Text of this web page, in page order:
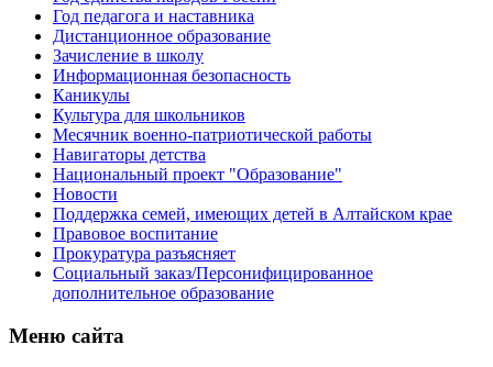
Год педагога и наставника
Дистанционное образование
Зачисление в школу
Информационная безопасность
Каникулы
Культура для школьников
Месячник военно-патриотической работы
Навигаторы детства
Национальный проект "Образование"
Новости
Поддержка семей, имеющих детей в Алтайском крае
Правовое воспитание
Прокуратура разъясняет
Социальный заказ/Персонифицированное
дополнительное образование
Меню сайта